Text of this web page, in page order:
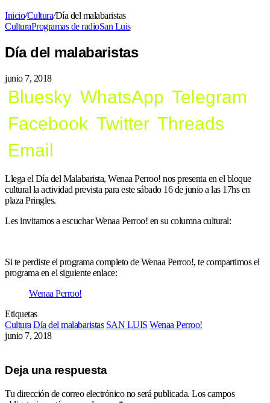
Inicio/Cultura/Día del malabaristas
CulturaProgramas de radioSan Luis
Día del malabaristas
junio 7, 2018
Bluesky WhatsApp Telegram
Facebook Twitter Threads
Email
Llega el Día del Malabarista, Wenaa Perroo! nos presenta en el bloque
cultural la actividad prevista para este sábado 16 de junio a las 17hs en
plaza Pringles.
Les invitamos a escuchar Wenaa Perroo! en su columna cultural:
Si te perdiste el programa completo de Wenaa Perroo!, te compartimos el
programa en el siguiente enlace:
Wenaa Perroo!
Etiquetas
Cultura Día del malabaristas SAN LUIS Wenaa Perroo!
junio 7, 2018
Deja una respuesta
Tu dirección de correo electrónico no será publicada. Los campos